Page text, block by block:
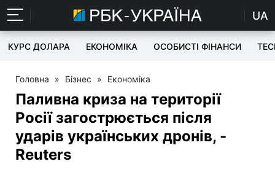
UA
КУРС ДОЛАРА ЕКОНОМІКА ОСОБИСТІ ФІНАНСИ
Головна » Бізнес » Економіка
Паливна криза на території
Росії загострюється після
ударів українських дронів, -
Reuters